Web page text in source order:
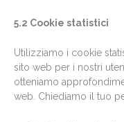
5.2 Cookie statistici
Utilizziamo i cookie
sito web per i nostri
otteniamo
web. Chiediamo il tuo